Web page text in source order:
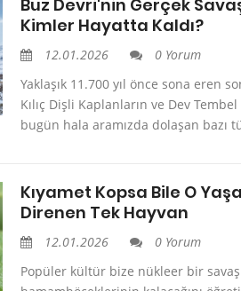
Buz Devri'nin Gerçek
Kimler Hayatta Kaldı?
12.01.2026
0 Yorum
Yaklaşık 11.700 yıl önce sona eren
Kılıç Dişli Kaplanların ve Dev
bugün hala aramızda dolaşan bazı
Kıyamet Kopsa Bile O
Direnen Tek Hayvan
12.01.2026
0 Yorum
Popüler kültür bize nükleer bir